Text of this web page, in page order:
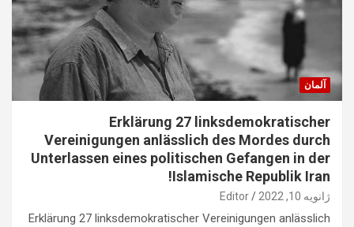
آلمان
Erklärung 27 linksdemokratischer
Vereinigungen anlässlich des Mordes durch
Unterlassen eines politischen Gefangen in der
Islamische Republik Iran!
ژانویه 10, 2022 Editor
Erklärung 27 linksdemokratischer Vereinigungen anlässlich